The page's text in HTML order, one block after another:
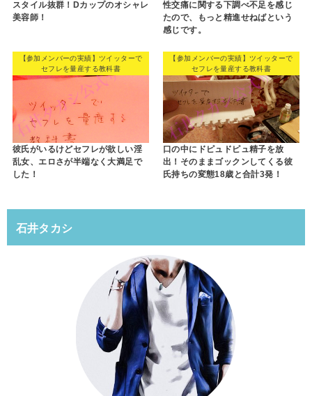
スタイル抜群！Dカップのオシャレ
美容師！
性交痛に関する下調べ不足を感じ
たので、もっと精進せねばという
感じです。
【参加メンバーの実績】ツイッターで
セフレを量産する教科書
彼氏がいるけどセフレが欲しい淫
乱女、エロさが半端なく大満足で
した！
【参加メンバーの実績】ツイッターで
セフレを量産する教科書
口の中にドピュドピュ精子を放
出！そのままゴックンしてくる彼
氏持ちの変態18歳と合計3発！
石井タカシ